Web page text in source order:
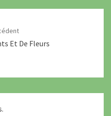
Et De Fleurs